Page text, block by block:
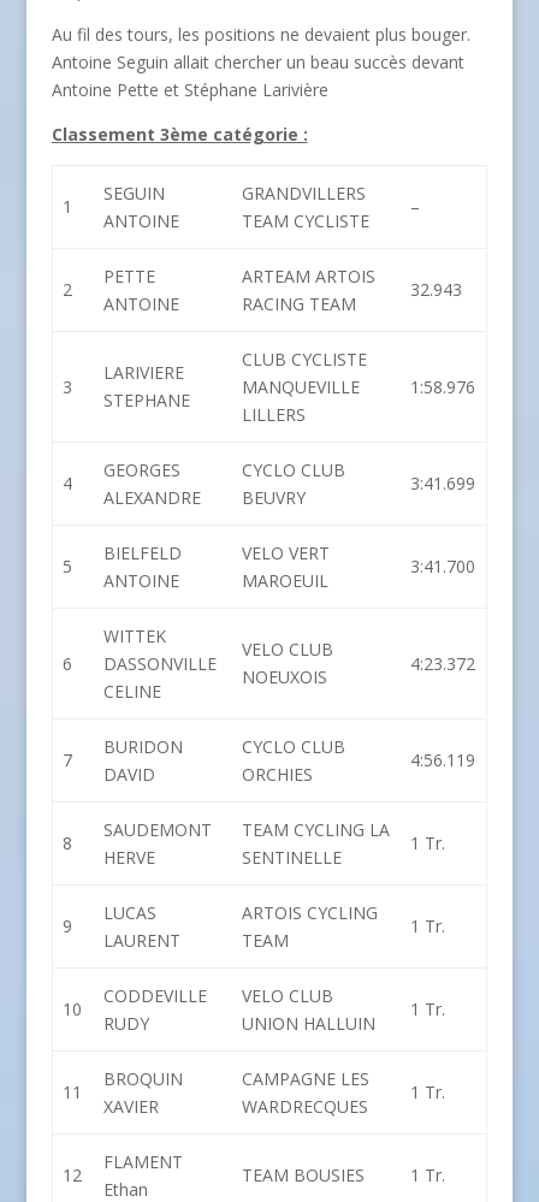
Au fil des tours, les positions ne devaient plus bouger.
Antoine Seguin allait chercher un beau succès devant
Antoine Pette et Stéphane Larivière
Classement 3ème catégorie :
1
SEGUIN
ANTOINE
GRANDVILLERS
TEAM CYCLISTE
–
2
PETTE
ANTOINE
ARTEAM ARTOIS
RACING TEAM
32.943
3
LARIVIERE
STEPHANE
CLUB CYCLISTE
MANQUEVILLE
LILLERS
1:58.976
4
GEORGES
ALEXANDRE
CYCLO CLUB
BEUVRY
3:41.699
5
BIELFELD
ANTOINE
VELO VERT
MAROEUIL
3:41.700
6
WITTEK
DASSONVILLE
CELINE
VELO CLUB
NOEUXOIS
4:23.372
7
BURIDON
DAVID
CYCLO CLUB
ORCHIES
4:56.119
8
SAUDEMONT
HERVE
TEAM CYCLING LA
SENTINELLE
1 Tr.
9
LUCAS
LAURENT
ARTOIS CYCLING
TEAM
1 Tr.
10
CODDEVILLE
RUDY
VELO CLUB
UNION HALLUIN
1 Tr.
11
BROQUIN
XAVIER
CAMPAGNE LES
WARDRECQUES
1 Tr.
12
FLAMENT
Ethan
TEAM BOUSIES 1 Tr.